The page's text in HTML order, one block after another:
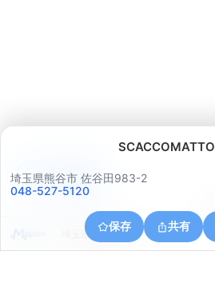
SCACCOMATTO
埼玉県熊谷市 佐谷田983-2
048-527-5120
保存 共有
埼玉県熊谷市太井
アプリで見る